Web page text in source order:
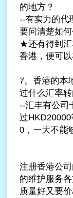
的地方？
--有实力的代
要问清楚如
★还有得到汇
香港，便可
7。香港的本
过什么汇率
--汇丰有公司
过
0，一天不能
注册香港公
的维护服务
质量好又要